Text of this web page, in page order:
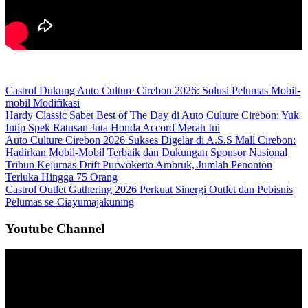
Castrol Dukung Auto Culture Cirebon 2026: Solusi Pelumas Mobil-
mobil Modifikasi
Hardy Classic Sabet Best of The Day di Auto Culture Cirebon: Yuk
Intip Spek Ratusan Juta Honda Accord Merah Ini
Auto Culture Cirebon 2026 Sukses Digelar di A.S.S Mall Cirebon:
Hadirkan Mobil-Mobil Terbaik dan Dukungan Sponsor Nasional
Tribun Kejurnas Drift Purwokerto Ambruk, Jumlah Penonton
Terluka Hingga 75 Orang
Castrol Outlet Gathering 2026 Perkuat Sinergi Outlet dan Pebisnis
Pelumas se-Ciayumajakuning
Youtube Channel